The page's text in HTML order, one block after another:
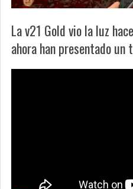
La v21 Gold vio la luz
ahora han presentado